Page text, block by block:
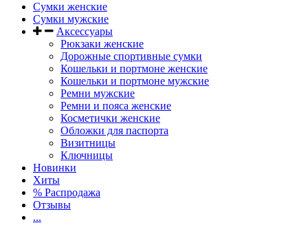
Сумки женские
Сумки мужские
Аксессуары
Рюкзаки женские
Дорожные спортивные сумки
Кошельки и портмоне женские
Кошельки и портмоне мужские
Ремни мужские
Ремни и пояса женские
Косметички женские
Обложки для паспорта
Визитницы
Ключницы
Новинки
Хиты
% Распродажа
Отзывы
...